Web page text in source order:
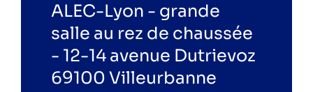
ALEC-Lyon - grande
salle au rez de chaussée
- 12-14 avenue Dutrievoz
69100 Villeurbanne